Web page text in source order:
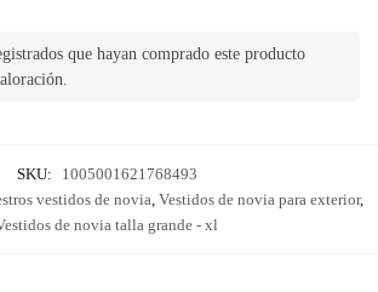
que hayan comprado este producto
SKU:
1005001621768493
vestidos de novia Vestidos de novia para exterior,
de novia talla grande - xl